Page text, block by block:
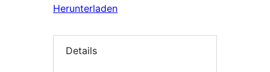
Herunterladen
Details